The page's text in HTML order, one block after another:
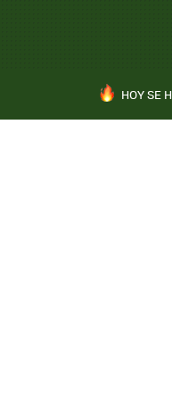
HOY SE